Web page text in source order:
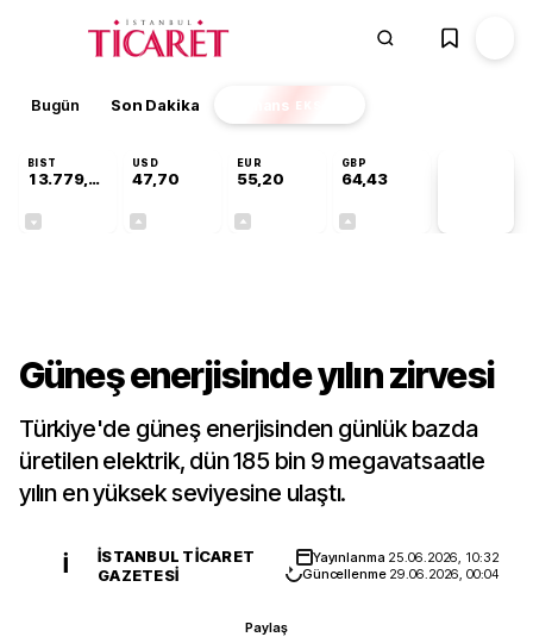
Bugün Son Dakika Finans EKSTRA
BIST
13.779,39
USD
47,70
EUR
55,20
GBP
64,43
Güneş enerjisinde yılın zirvesi
Türkiye'de güneş enerjisinden günlük bazda
üretilen elektrik, dün 185 bin 9 megavatsaatle
yılın en yüksek seviyesine ulaştı.
İ
İSTANBUL TICARET
GAZETESI
Yayınlanma 25.06.2026, 10:32
Güncellenme 29.06.2026, 00:04
Paylaş